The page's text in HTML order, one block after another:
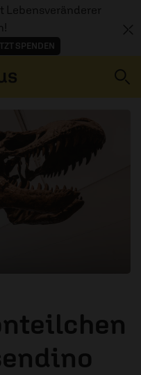
Lebensveränderer
SPENDEN